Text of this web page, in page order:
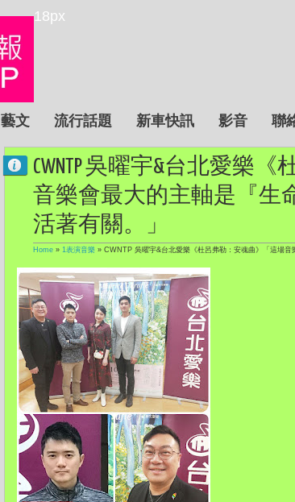
18px
藝文 流行話題 新車快訊 影音 聯
CWNTP 吳曜宇&台北愛樂
音樂會最大的主軸是『生
活著有關。」
Home » 1表演音樂 » CWNTP 吳曜宇&台北愛樂《杜呂弗勒：安魂曲》「這場音